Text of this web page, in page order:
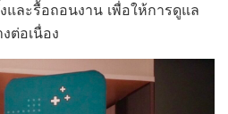
ละรื้อถอนงาน เพื่อให้การดูแล
ต่อเนื่อง